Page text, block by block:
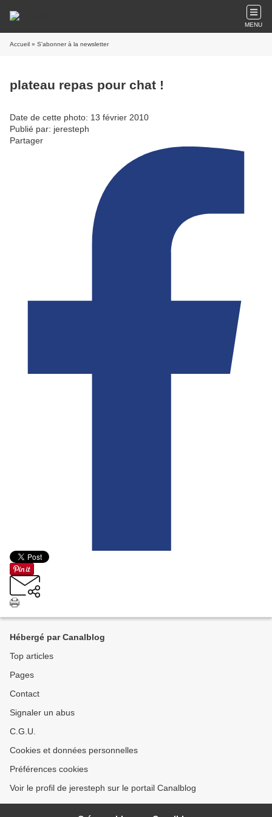
MENU
Accueil » S'abonner à la newsletter
plateau repas pour chat !
Date de cette photo: 13 février 2010
Publié par: jeresteph
Partager
Hébergé par Canalblog
Top articles
Pages
Contact
Signaler un abus
C.G.U.
Cookies et données personnelles
Préférences cookies
Voir le profil de jeresteph sur le portail Canalblog